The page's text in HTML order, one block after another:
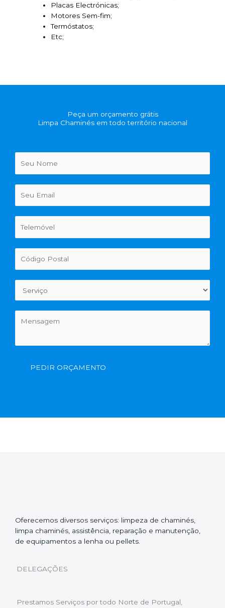
Placas Electrónicas;
Motores Sem-fim;
Termóstatos;
Etc;
Peça um orçamento grátis
Limpa Chaminés em todo território nacional
PEDIR ORÇAMENTO
Oferecemos diversos serviços: limpeza de chaminés,
limpa chaminés, assistência, reparação e manutenção,
de equipamentos a lenha ou pellets.
DELEGAÇÕES
Prestamos Serviços por todo Norte de Portugal,